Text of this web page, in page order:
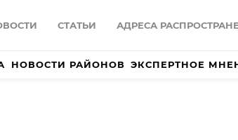
СТАТЬИ АДРЕСА
НОВОСТИ РАЙОНОВ ЭКСПЕРТНОЕ